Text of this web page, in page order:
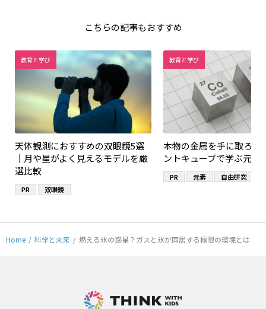
こちらの記事もおすすめ
教育と学び
天体観測におすすめの双眼鏡5選
｜月や星がよく見えるモデルを厳
選比較
PR 双眼鏡
教育と学び
本物の金属を手に取ろう
ントキューブで学ぶ元素
PR 元素 自由研究
Home / 科学と未来 / 燃える氷の惑星？ガスと氷が同居する極限の環境とは